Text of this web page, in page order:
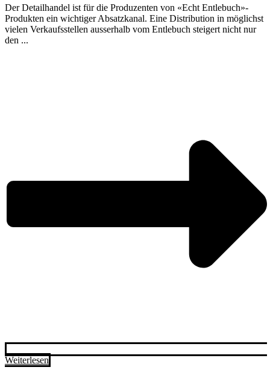
Der Detailhandel ist für die Produzenten von «Echt Entlebuch»-
Produkten ein wichtiger Absatzkanal. Eine Distribution in möglichst
vielen Verkaufsstellen ausserhalb vom Entlebuch steigert nicht nur
den ...
Weiterlesen